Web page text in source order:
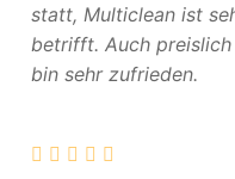
statt, Multiclean ist
betrifft. Auch
bin sehr zufrieden.